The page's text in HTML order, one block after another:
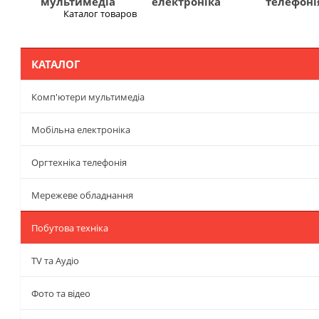
Каталог товаров
КАТАЛОГ
Комп'ютери мультимедіа
Мобільна електроніка
Оргтехніка телефонія
Мережеве обладнання
Побутова техніка
TV та Аудіо
Фото та відео